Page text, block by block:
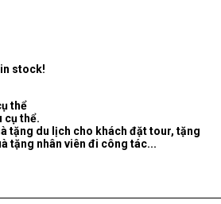
stock!
thể
cụ thể.
tặng du lịch cho khách đặt tour, tặng
tặng nhân viên đi công tác...